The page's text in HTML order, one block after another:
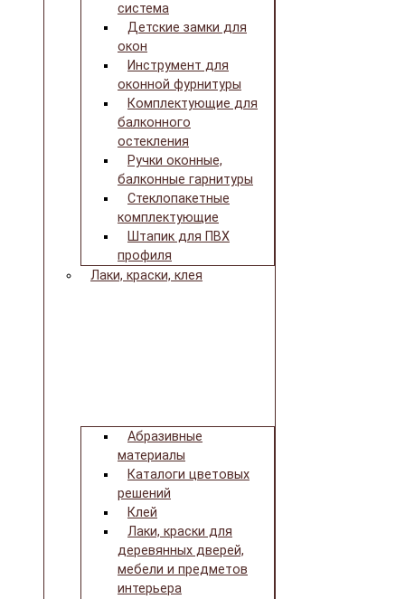
система
Детские замки для
окон
Инструмент для
оконной фурнитуры
Комплектующие для
балконного
остекления
Ручки оконные,
балконные гарнитуры
Стеклопакетные
комплектующие
Штапик для ПВХ
профиля
Лаки, краски, клея
Абразивные
материалы
Каталоги цветовых
решений
Клей
Лаки, краски для
деревянных дверей,
мебели и предметов
интерьера